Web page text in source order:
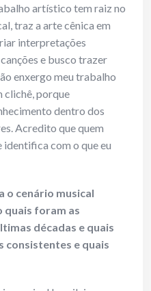
artístico tem raiz no
traz a arte cênica em
interpretações
e busco trazer
enxergo meu trabalho
clichê, porque
dentro dos
Acredito que quem
identifica com o que eu
o cenário musical
quais foram as
décadas e quais
consistentes e quais